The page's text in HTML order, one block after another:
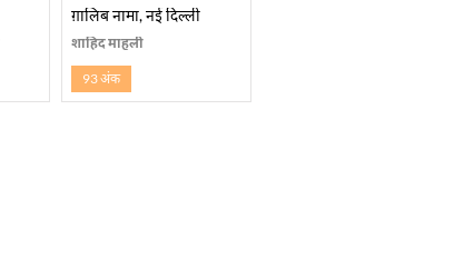
ग़ालिब नामा, नई दिल्ली
शाहिद माहुली
93 अंक